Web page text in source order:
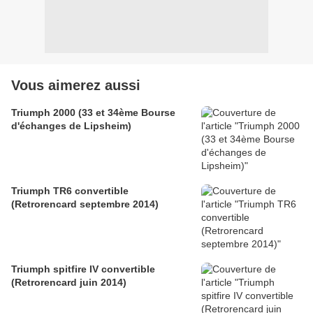
Vous aimerez aussi
Triumph 2000 (33 et 34ème Bourse
d'échanges de Lipsheim)
Triumph TR6 convertible
(Retrorencard septembre 2014)
Triumph spitfire IV convertible
(Retrorencard juin 2014)